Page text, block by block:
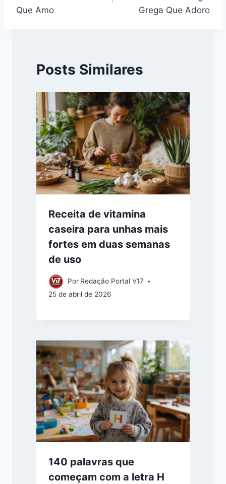
Post
Que Amo
Grega Que Adoro
Posts Similares
Receita de vitamina
caseira para unhas mais
fortes em duas semanas
de uso
Por Redação Portal V17
25 de abril de 2026
140 palavras que
começam com a letra H